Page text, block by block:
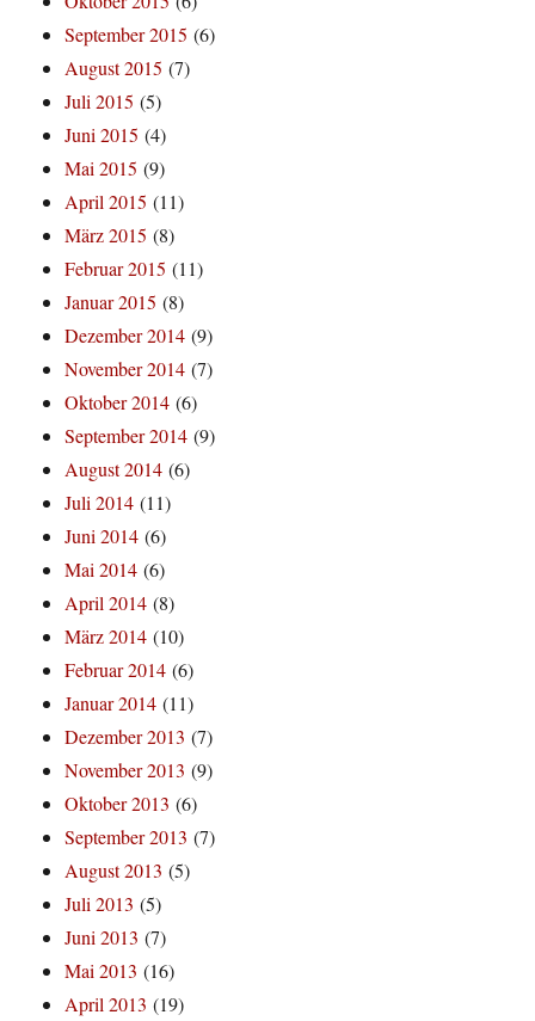
September 2015 (6)
August 2015 (7)
Juli 2015 (5)
Juni 2015 (4)
Mai 2015 (9)
April 2015 (11)
März 2015 (8)
Februar 2015 (11)
Januar 2015 (8)
Dezember 2014 (9)
November 2014 (7)
Oktober 2014 (6)
September 2014 (9)
August 2014 (6)
Juli 2014 (11)
Juni 2014 (6)
Mai 2014 (6)
April 2014 (8)
März 2014 (10)
Februar 2014 (6)
Januar 2014 (11)
Dezember 2013 (7)
November 2013 (9)
Oktober 2013 (6)
September 2013 (7)
August 2013 (5)
Juli 2013 (5)
Juni 2013 (7)
Mai 2013 (16)
April 2013 (19)